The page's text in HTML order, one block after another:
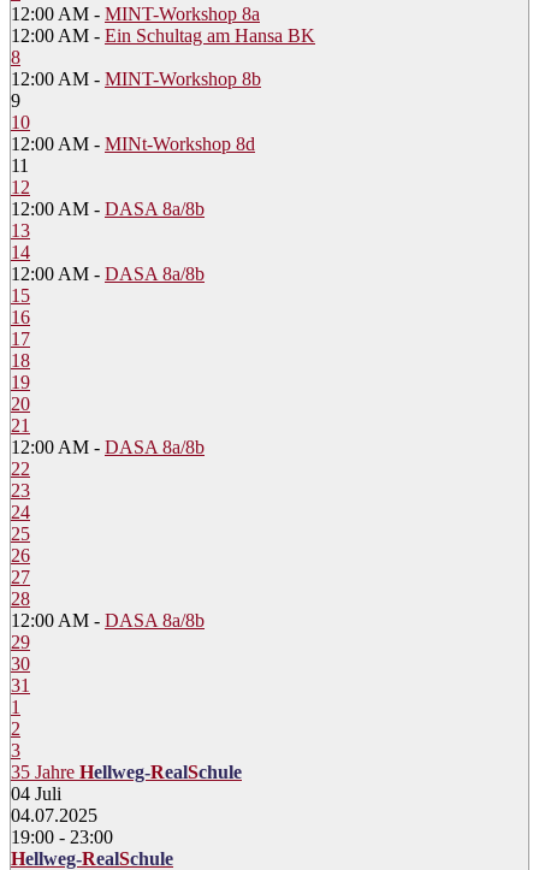
12:00 AM - MINT-Workshop 8a
12:00 AM - Ein Schultag am Hansa BK
8
12:00 AM - MINT-Workshop 8b
9
10
12:00 AM - MINt-Workshop 8d
11
12
12:00 AM - DASA 8a/8b
13
14
12:00 AM - DASA 8a/8b
15
16
17
18
19
20
21
12:00 AM - DASA 8a/8b
22
23
24
25
26
27
28
12:00 AM - DASA 8a/8b
29
30
31
1
2
3
35 Jahre Hellweg-RealSchule
04 Juli
04.07.2025
19:00 - 23:00
Hellweg-RealSchule